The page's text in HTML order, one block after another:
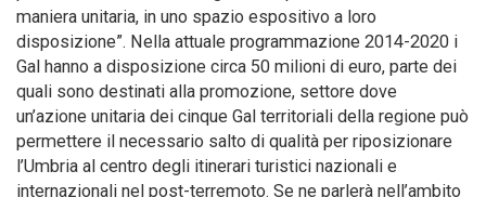
maniera unitaria, in uno spazio espositivo a loro
disposizione”. Nella attuale programmazione 2014-2020 i
Gal hanno a disposizione circa 50 milioni di euro, parte dei
quali sono destinati alla promozione, settore dove
un’azione unitaria dei cinque Gal territoriali della regione può
permettere il necessario salto di qualità per riposizionare
l’Umbria al centro degli itinerari turistici nazionali e
internazionali nel post-terremoto. Se ne parlerà nell’ambito